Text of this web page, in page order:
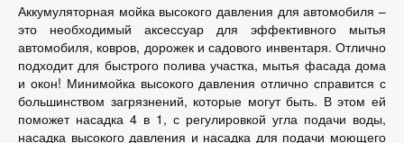
Аккумуляторная мойка высокого давления для автомобиля –
это необходимый аксессуар для эффективного мытья
автомобиля, ковров, дорожек и садового инвентаря. Отлично
подходит для быстрого полива участка, мытья фасада дома
и окон! Минимойка высокого давления отлично справится с
большинством загрязнений, которые могут быть. В этом ей
поможет насадка 4 в 1, с регулировкой угла подачи воды,
насадка высокого давления и насадка для подачи моющего